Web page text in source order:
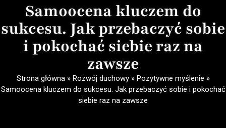
Samoocena kluczem do
sukcesu. Jak przebaczyć sobie
i pokochać siebie raz na
zawsze
Strona główna» Rozwój duchowy» Pozytywne myślenie »
Samoocena kluczem do sukcesu. Jak przebaczyć sobie i pokochać
siebie raz na zawsze